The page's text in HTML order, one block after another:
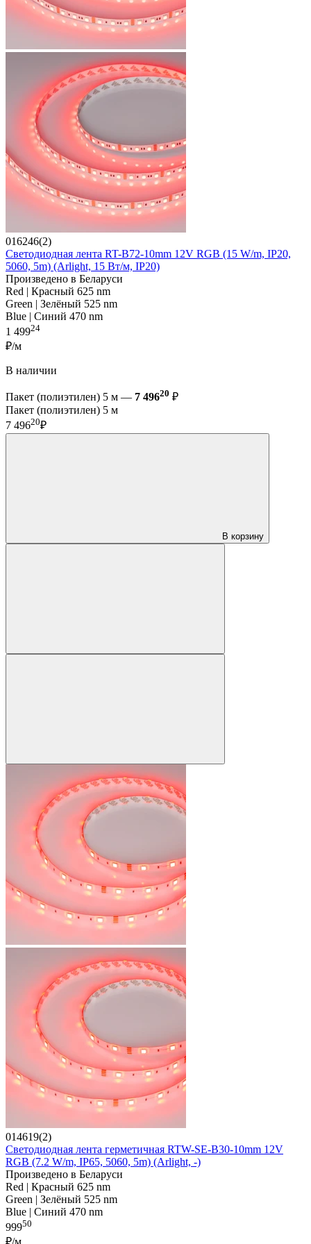
016246(2)
Светодиодная лента RT-B72-10mm 12V RGB (15 W/m, IP20,
5060, 5m) (Arlight, 15 Вт/м, IP20)
Произведено в Беларуси
Red | Красный 625 nm
Green | Зелёный 525 nm
Blue | Синий 470 nm
1 49924
₽/м
В наличии
Пакет (полиэтилен) 5 м — 7 49620 ₽
Пакет (полиэтилен) 5 м
7 49620₽
В корзину
014619(2)
Светодиодная лента герметичная RTW-SE-B30-10mm 12V
RGB (7.2 W/m, IP65, 5060, 5m) (Arlight, -)
Произведено в Беларуси
Red | Красный 625 nm
Green | Зелёный 525 nm
Blue | Синий 470 nm
99950
₽/м